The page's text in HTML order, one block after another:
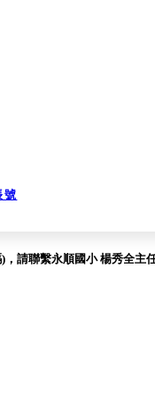
號
，請聯繫永順國小 楊秀全主